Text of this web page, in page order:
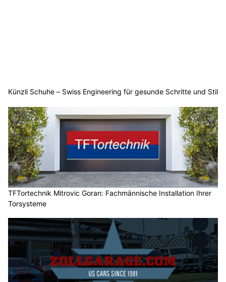
Künzli Schuhe – Swiss Engineering für gesunde Schritte und Stil
TFTortechnik Mitrovic Goran: Fachmännische Installation Ihrer
Torsysteme